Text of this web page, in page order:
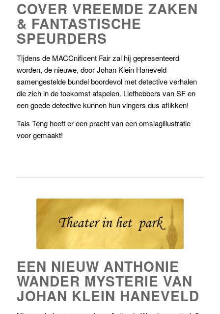
COVER VREEMDE ZAKEN
& FANTASTISCHE
SPEURDERS
Tijdens de MACCnificent Fair zal hij gepresenteerd
worden, de nieuwe, door Johan Klein Haneveld
samengestelde bundel boordevol met detective verhalen
die zich in de toekomst afspelen. Liefhebbers van SF en
een goede detective kunnen hun vingers dus aflikken!
Tais Teng heeft er een pracht van een omslagillustratie
voor gemaakt!
EEN NIEUW ANTHONIE
WANDER MYSTERIE VAN
JOHAN KLEIN HANEVELD